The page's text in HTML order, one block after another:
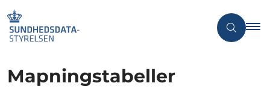
Mapningstabeller